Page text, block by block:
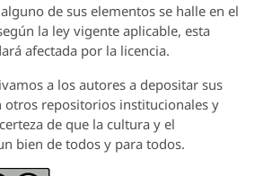
de sus elementos se halle en el
la ley vigente aplicable, esta
afectada por la licencia.
a los autores a depositar sus
otros repositorios institucionales y
de que la cultura y el
bien de todos y para todos.